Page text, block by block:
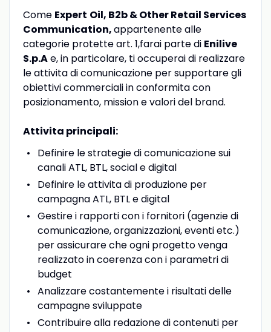
Come Expert Oil, B2b & Other Retail Services
Communication,appartenente alle
categorie protette art. 1,farai parte di Enilive
S.p.Ae, in particolare, ti occuperai di realizzare
le attivita di comunicazione per supportare gli
obiettivi commerciali in conformita con
posizionamento, mission e valori del brand.
Attivita principali:
Definire le strategie di comunicazione sui
canali ATL, BTL, social e digital
Definire le attivita di produzione per
campagna ATL, BTL e digital
Gestire i rapporti con i fornitori (agenzie di
comunicazione, organizzazioni, eventi etc.)
per assicurare che ogni progetto venga
realizzato in coerenza con i parametri di
budget
Analizzare costantemente i risultati delle
campagne sviluppate
Contribuire alla redazione di contenuti per